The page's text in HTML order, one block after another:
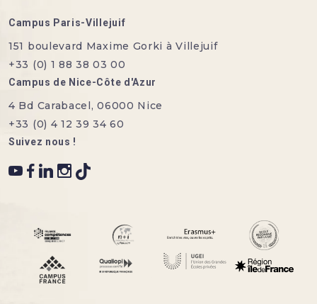
Campus Paris-Villejuif
151 boulevard Maxime Gorki à Villejuif
+33 (0) 1 88 38 03 00
Campus de Nice-Côte d'Azur
4 Bd Carabacel, 06000 Nice
+33 (0) 4 12 39 34 60
Suivez nous !